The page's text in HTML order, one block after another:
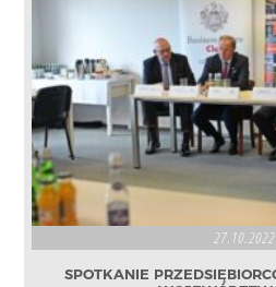
27.10.2022
SPOTKANIE